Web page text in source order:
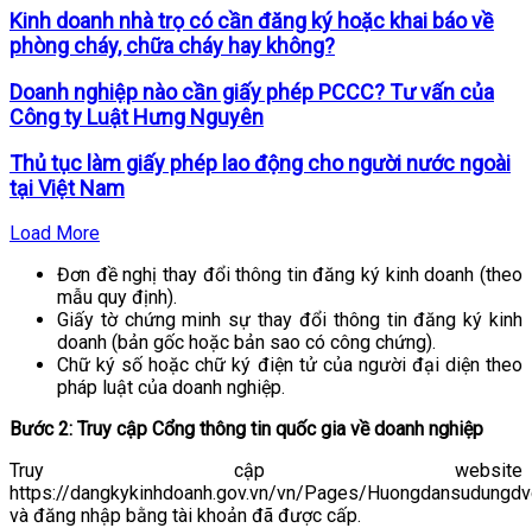
Kinh doanh nhà trọ có cần đăng ký hoặc khai báo về
phòng cháy, chữa cháy hay không?
Doanh nghiệp nào cần giấy phép PCCC? Tư vấn của
Công ty Luật Hưng Nguyên
Thủ tục làm giấy phép lao động cho người nước ngoài
tại Việt Nam
Load More
Đơn đề nghị thay đổi thông tin đăng ký kinh doanh (theo
mẫu quy định).
Giấy tờ chứng minh sự thay đổi thông tin đăng ký kinh
doanh (bản gốc hoặc bản sao có công chứng).
Chữ ký số hoặc chữ ký điện tử của người đại diện theo
pháp luật của doanh nghiệp.
Bước 2: Truy cập Cổng thông tin quốc gia về doanh nghiệp
Truy cập website
https://dangkykinhdoanh.gov.vn/vn/Pages/
và đăng nhập bằng tài khoản đã được cấp.